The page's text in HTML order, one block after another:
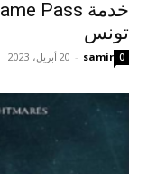
تونس
samir
- 20 أبريل، 2023 0